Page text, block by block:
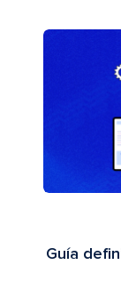
Guía